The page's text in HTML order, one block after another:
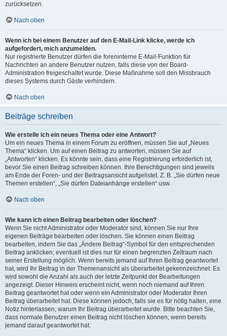
zurücksetzen.
Nach oben
Wenn ich bei einem Benutzer auf den E-Mail-Link klicke, werde ich
aufgefordert, mich anzumelden.
Nur registrierte Benutzer dürfen die foreninterne E-Mail-Funktion für
Nachrichten an andere Benutzer nutzen, falls diese von der Board-
Administration freigeschaltet wurde. Diese Maßnahme soll den Missbrauch
dieses Systems durch Gäste verhindern.
Nach oben
Beiträge schreiben
Wie erstelle ich ein neues Thema oder eine Antwort?
Um ein neues Thema in einem Forum zu eröffnen, müssen Sie auf „Neues
Thema“ klicken. Um auf einen Beitrag zu antworten, müssen Sie auf
„Antworten“ klicken. Es könnte sein, dass eine Registrierung erforderlich ist,
bevor Sie einen Beitrag schreiben können. Ihre Berechtigungen sind jeweils
am Ende der Foren- und der Beitragsansicht aufgelistet. Z. B. „Sie dürfen neue
Themen erstellen“, „Sie dürfen Dateianhänge erstellen“ usw.
Nach oben
Wie kann ich einen Beitrag bearbeiten oder löschen?
Wenn Sie nicht Administrator oder Moderator sind, können Sie nur Ihre
eigenen Beiträge bearbeiten oder löschen. Sie können einen Beitrag
bearbeiten, indem Sie das „Ändere Beitrag“-Symbol für den entsprechenden
Beitrag anklicken; eventuell ist dies nur für einen begrenzten Zeitraum nach
seiner Erstellung möglich. Wenn bereits jemand auf Ihren Beitrag geantwortet
hat, wird Ihr Beitrag in der Themenansicht als überarbeitet gekennzeichnet. Es
wird sowohl die Anzahl als auch der letzte Zeitpunkt der Bearbeitungen
angezeigt. Dieser Hinweis erscheint nicht, wenn noch niemand auf Ihren
Beitrag geantwortet hat oder wenn ein Administrator oder Moderator Ihren
Beitrag überarbeitet hat. Diese können jedoch, falls sie es für nötig halten, eine
Notiz hinterlassen, warum Ihr Beitrag überarbeitet wurde. Bitte beachten Sie,
dass normale Benutzer einen Beitrag nicht löschen können, wenn bereits
jemand darauf geantwortet hat.